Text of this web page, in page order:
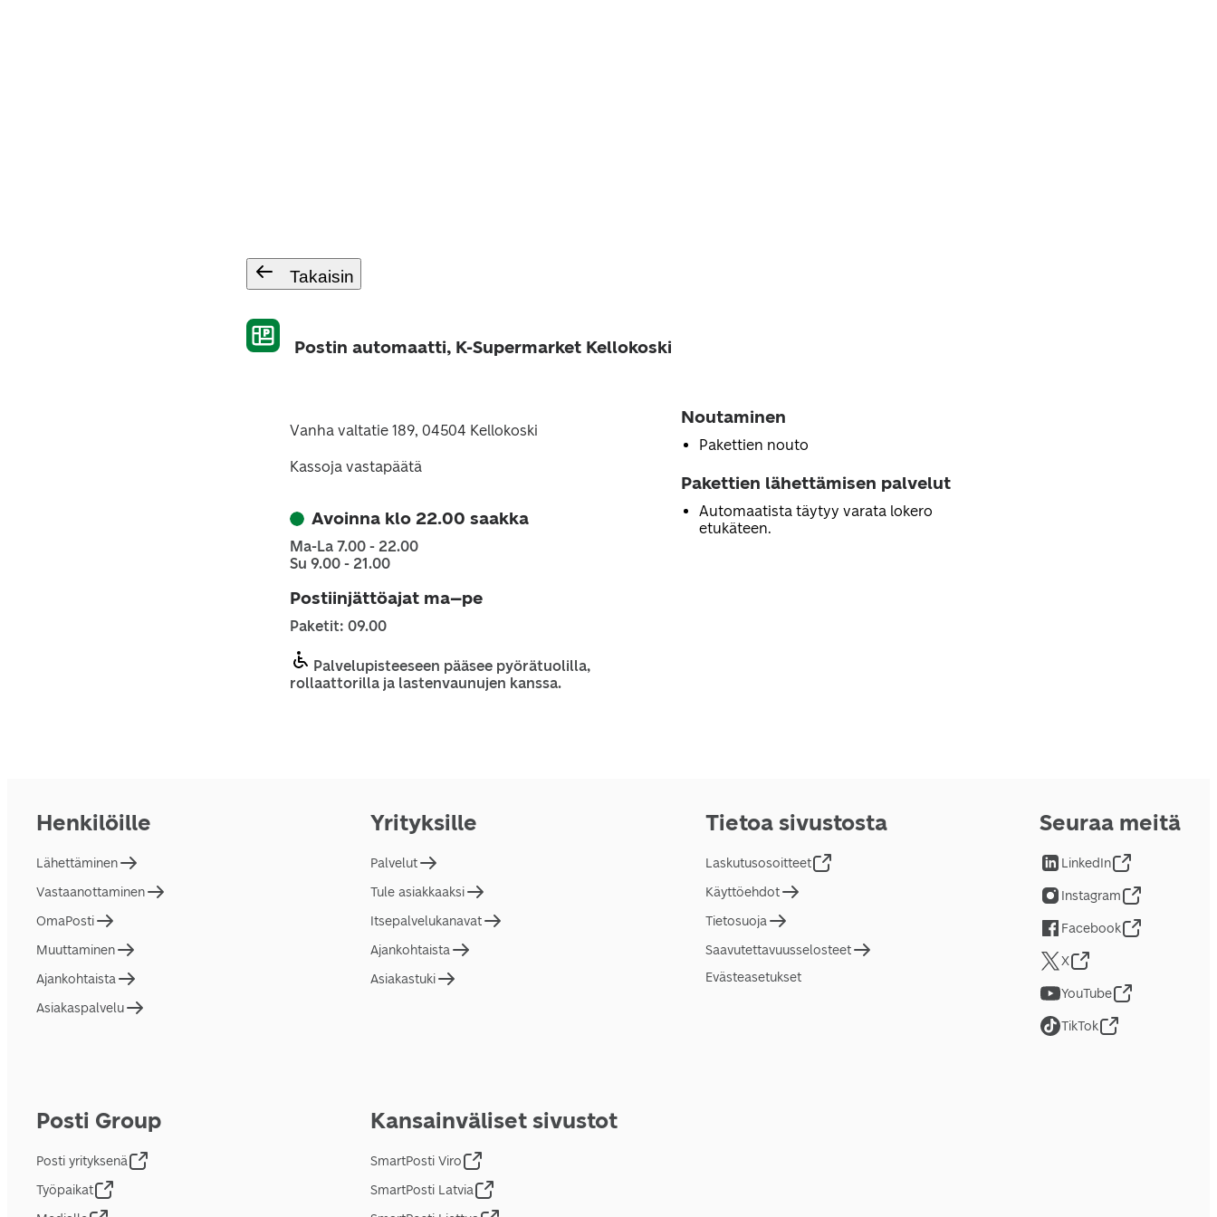
Takaisin
Postin automaatti, K-Supermarket Kellokoski
Vanha valtatie 189, 04504 Kellokoski
Kassoja vastapäätä
Avoinna klo 22.00 saakka
Ma-La 7.00 - 22.00
Su 9.00 - 21.00
Postiinjättöajat ma–pe
Paketit: 09.00
Palvelupisteeseen pääsee pyörätuolilla,
rollaattorilla ja lastenvaunujen kanssa.
Noutaminen
Pakettien nouto
Pakettien lähettämisen palvelut
Automaatista täytyy varata lokero
etukäteen.
Henkilöille
Lähettäminen
Vastaanottaminen
OmaPosti
Muuttaminen
Ajankohtaista
Asiakaspalvelu
Yrityksille
Palvelut
Tule asiakkaaksi
Itsepalvelukanavat
Ajankohtaista
Asiakastuki
Tietoa sivustosta
Laskutusosoitteet
Käyttöehdot
Tietosuoja
Saavutettavuusselosteet
Evästeasetukset
Posti Group
Posti yrityksenä
Työpaikat
Kansainväliset sivustot
SmartPosti Viro
SmartPosti Latvia
Seuraa meitä
LinkedIn
Instagram
Facebook
X
YouTube
TikTok